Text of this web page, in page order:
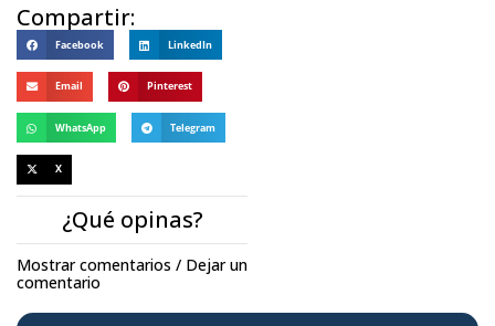
Compartir:
Facebook LinkedIn
Email Pinterest
WhatsApp Telegram
X
¿Qué opinas?
Mostrar comentarios / Dejar un
comentario